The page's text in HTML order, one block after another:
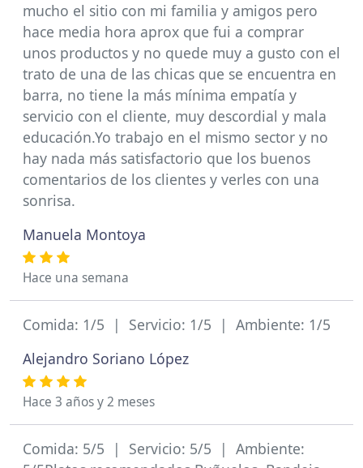
mucho el sitio con mi familia y amigos pero
hace media hora aprox que fui a comprar
unos productos y no quede muy a gusto con el
trato de una de las chicas que se encuentra en
barra, no tiene la más mínima empatía y
servicio con el cliente, muy descordial y mala
educación.Yo trabajo en el mismo sector y no
hay nada más satisfactorio que los buenos
comentarios de los clientes y verles con una
sonrisa.
Manuela Montoya
Hace una semana
Comida: 1/5 | Servicio: 1/5 | Ambiente: 1/5
Alejandro Soriano López
Hace 3 años y 2 meses
Comida: 5/5 | Servicio: 5/5 | Ambiente: